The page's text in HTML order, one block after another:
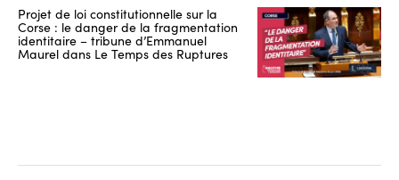
Projet de loi constitutionnelle sur la
Corse : le danger de la fragmentation
identitaire – tribune d’Emmanuel
Maurel dans Le Temps des Ruptures